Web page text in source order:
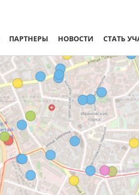
ПАРТНЕРЫ НОВОСТИ СТАТЬ